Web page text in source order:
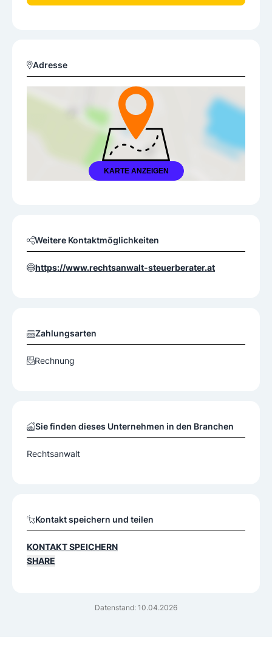
Adresse
KARTE ANZEIGEN
Datenstand: 10.04.2026
Weitere Kontaktmöglichkeiten
https://www.rechtsanwalt-steuerberater.at
Zahlungsarten
Rechnung
Sie finden dieses Unternehmen in den Branchen
Rechtsanwalt
Kontakt speichern und teilen
KONTAKT SPEICHERN
SHARE